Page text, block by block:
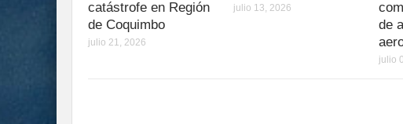
catástrofe en Región
de Coquimbo
julio 21, 2026
julio 13, 2026
de
julio